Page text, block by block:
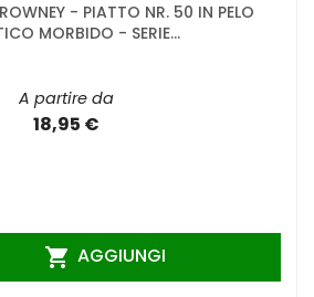
ROWNEY - PIATTO NR. 50 IN PELO
MORBIDO - SERIE...
A partire da
18,95 €
 AGGIUNGI